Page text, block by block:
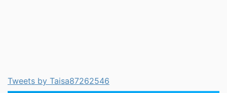
Tweets by Taisa87262546